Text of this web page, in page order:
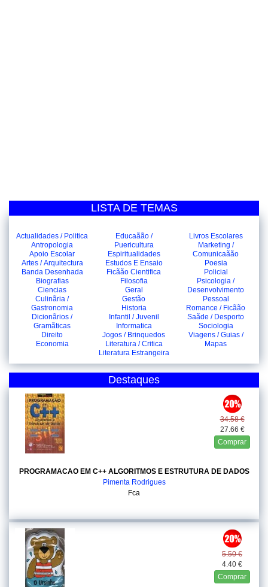
LISTA DE TEMAS
Actualidades / Politica
Antropologia
Apoio Escolar
Artes / Arquitectura
Banda Desenhada
Biografias
Ciencias
Culinãria /
Gastronomia
Dicionãrios /
Gramãticas
Direito
Economia
Educaãão /
Puericultura
Espiritualidades
Estudos E Ensaio
Ficãão Cientifica
Filosofia
Geral
Gestão
Historia
Infantil / Juvenil
Informatica
Jogos / Brinquedos
Literatura / Critica
Literatura Estrangeira
Livros Escolares
Marketing /
Comunicaãão
Poesia
Policial
Psicologia /
Desenvolvimento
Pessoal
Romance / Ficãão
Saãde / Desporto
Sociologia
Viagens / Guias /
Mapas
Destaques
34.58 €
27.66 €
Comprar
PROGRAMACAO EM C++ ALGORITMOS E ESTRUTURA DE DADOS
Pimenta Rodrigues
Fca
5.50 €
4.40 €
Comprar